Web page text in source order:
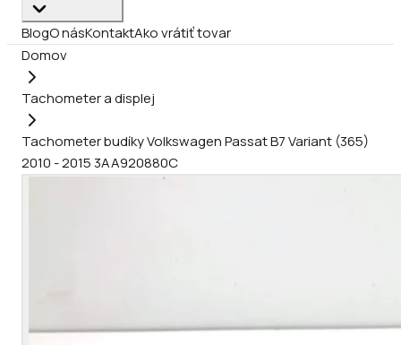
BlogO násKontaktAko vrátiť tovar
Domov
Tachometer a displej
Tachometer budíky Volkswagen Passat B7 Variant (365)
2010 - 2015 3AA920880C